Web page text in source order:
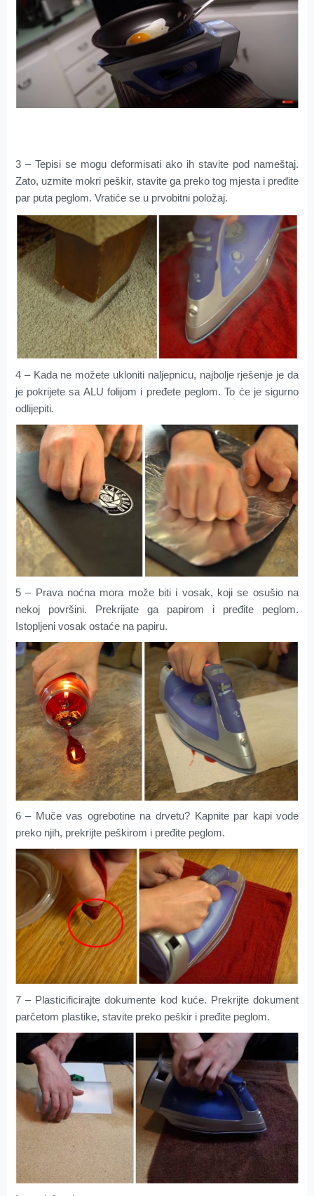
3 – Tepisi se mogu deformisati ako ih stavite pod nameštaj.
Zato, uzmite mokri peškir, stavite ga preko tog mjesta i pređite
par puta peglom. Vratiće se u prvobitni položaj.
4 – Kada ne možete ukloniti naljepnicu, najbolje rješenje je da
je pokrijete sa ALU folijom i pređete peglom. To će je sigurno
odlijepiti.
5 – Prava noćna mora može biti i vosak, koji se osušio na
nekoj površini. Prekrijate ga papirom i pređite peglom.
Istopljeni vosak ostaće na papiru.
6 – Muče vas ogrebotine na drvetu? Kapnite par kapi vode
preko njih, prekrijte peškirom i pređite peglom.
7 – Plasticificirajte dokumente kod kuće. Prekrijte dokument
parčetom plastike, stavite preko peškir i pređite peglom.